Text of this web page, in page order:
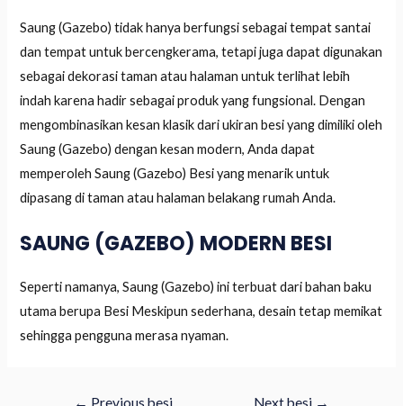
Saung (Gazebo) tidak hanya berfungsi sebagai tempat santai
dan tempat untuk bercengkerama, tetapi juga dapat digunakan
sebagai dekorasi taman atau halaman untuk terlihat lebih
indah karena hadir sebagai produk yang fungsional. Dengan
mengombinasikan kesan klasik dari ukiran besi yang dimiliki oleh
Saung (Gazebo) dengan kesan modern, Anda dapat
memperoleh Saung (Gazebo) Besi yang menarik untuk
dipasang di taman atau halaman belakang rumah Anda.
SAUNG (GAZEBO) MODERN BESI
Seperti namanya, Saung (Gazebo) ini terbuat dari bahan baku
utama berupa Besi Meskipun sederhana, desain tetap memikat
sehingga pengguna merasa nyaman.